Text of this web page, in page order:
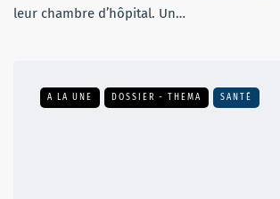
leur chambre d’hôpital. Un…
A LA UNE DOSSIER - THEMA SANTÉ